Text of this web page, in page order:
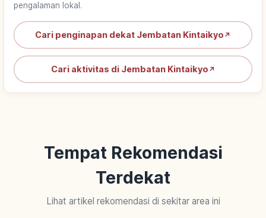
pengalaman lokal.
Cari penginapan dekat Jembatan Kintaikyo ↗
Cari aktivitas di Jembatan Kintaikyo ↗
Tempat Rekomendasi
Terdekat
Lihat artikel rekomendasi di sekitar area ini